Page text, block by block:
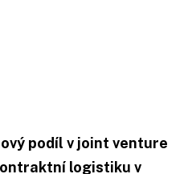
podíl v joint venture
logistiku v